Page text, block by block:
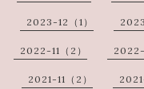
2023-12（1）
2022-11（2） 2022-
2021-11（2）